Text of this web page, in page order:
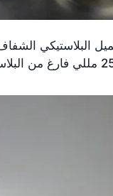
البلاستيكي